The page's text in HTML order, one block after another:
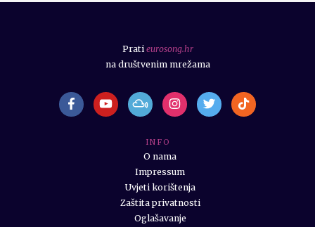
I N F O
O nama
Impressum
Uvjeti korištenja
Zaštita privatnosti
Oglašavanje
Prati eurosong.hr
na društvenim mrežama